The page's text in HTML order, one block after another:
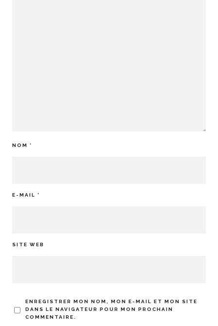
NOM *
E-MAIL *
SITE WEB
ENREGISTRER MON NOM, MON E-MAIL ET MON SITE
DANS LE NAVIGATEUR POUR MON PROCHAIN
COMMENTAIRE.